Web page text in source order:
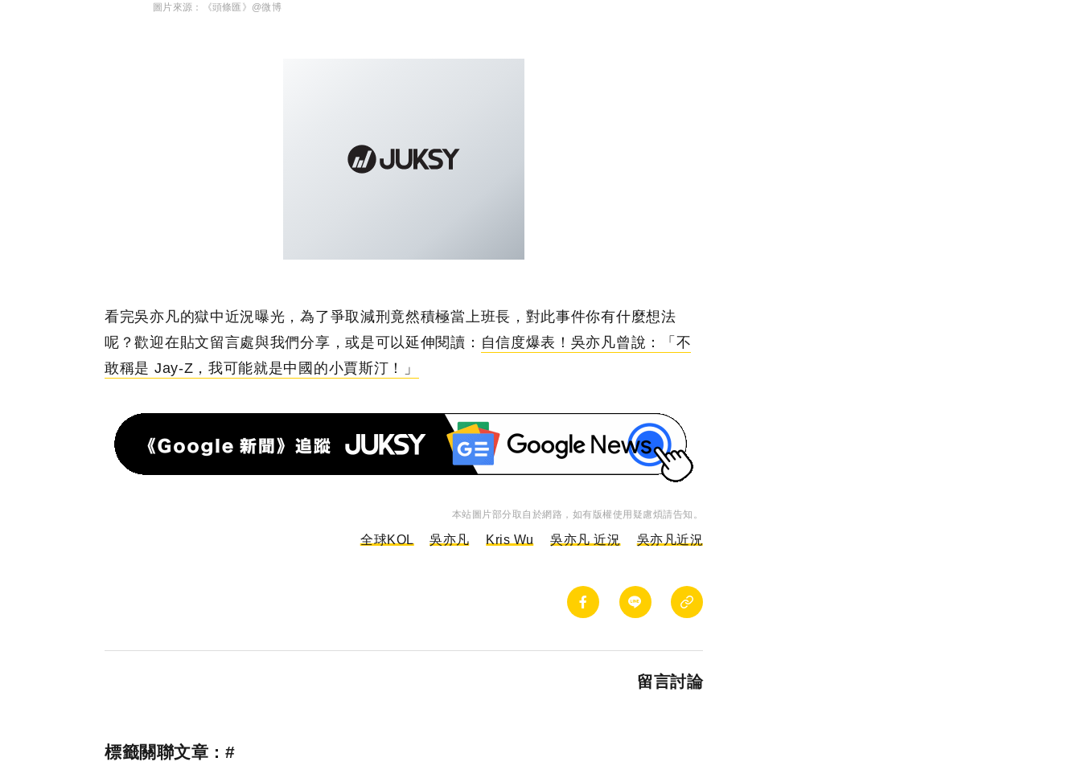
圖片來源： 《頭條匯》@微博
看完吳亦凡的獄中近況曝光，為了爭取減刑竟然積極當上班長，對此事件你有什麼想法
呢？歡迎在貼文留言處與我們分享，或是可以延伸閱讀： 自信度爆表！吳亦凡曾說：「不
敢稱是 Jay-Z，我可能就是中國的小賈斯汀！」
本站圖片部分取自於網路，如有版權使用疑慮煩請告知。
全球KOL 吳亦凡 Kris Wu 吳亦凡 近況 吳亦凡近況
留言討論
標籤關聯文章 : #